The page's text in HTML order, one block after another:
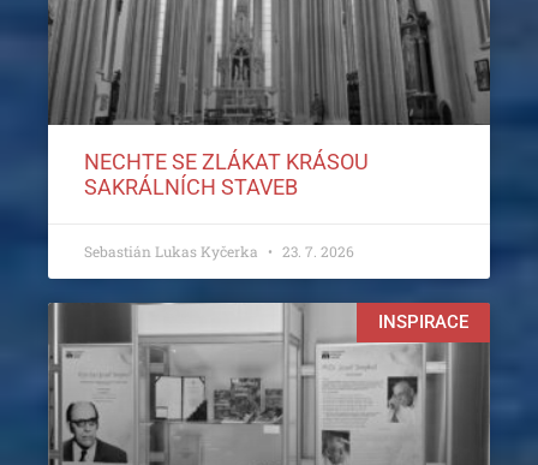
NECHTE SE ZLÁKAT KRÁSOU
SAKRÁLNÍCH STAVEB
Sebastián Lukas Kyčerka 23. 7. 2026
INSPIRACE